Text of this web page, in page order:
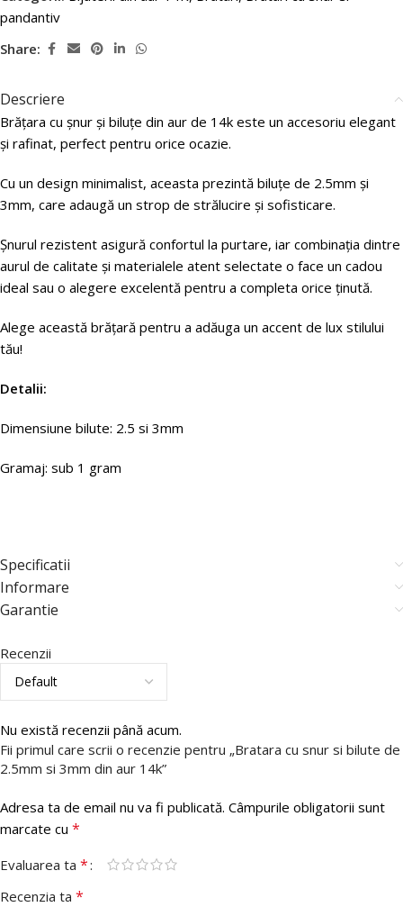
pandantiv
Share:
Descriere
Brățara cu șnur și biluțe din aur de 14k este un accesoriu elegant
și rafinat, perfect pentru orice ocazie.
Cu un design minimalist, aceasta prezintă biluțe de 2.5mm și
3mm, care adaugă un strop de strălucire și sofisticare.
Șnurul rezistent asigură confortul la purtare, iar combinația dintre
aurul de calitate și materialele atent selectate o face un cadou
ideal sau o alegere excelentă pentru a completa orice ținută.
Alege această brățară pentru a adăuga un accent de lux stilului
tău!
Detalii:
Dimensiune bilute: 2.5 si 3mm
Gramaj: sub 1 gram
Specificatii
Informare
Garantie
Recenzii
Nu există recenzii până acum.
Fii primul care scrii o recenzie pentru „Bratara cu snur si bilute de
2.5mm si 3mm din aur 14k”
Adresa ta de email nu va fi publicată. Câmpurile obligatorii sunt
marcate cu *
Evaluarea ta *
Recenzia ta *